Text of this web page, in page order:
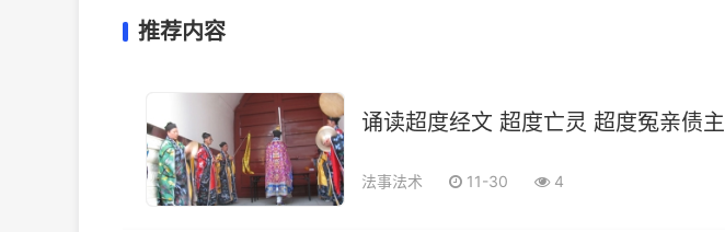
推荐内容
诵读超度经文 超度亡灵 超度冤亲债主
法事法术 11-30 4